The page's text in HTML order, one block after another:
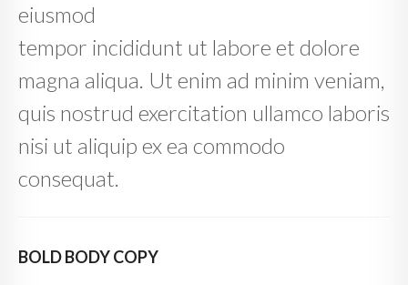
eiusmod
tempor incididunt ut labore et dolore
magna aliqua. Ut enim ad minim veniam,
quis nostrud exercitation ullamco laboris
nisi ut aliquip ex ea commodo
consequat.
BOLD BODY COPY